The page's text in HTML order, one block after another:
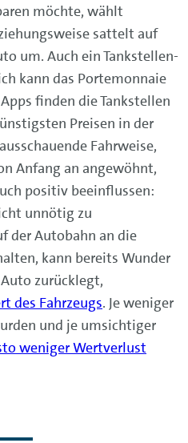
möchte, wählt
sattelt auf
um. Auch ein Tankstellen-
kann das Portemonnaie
finden die Tankstellen
Preisen in der
Fahrweise,
Anfang an angewöhnt,
positiv beeinflussen:
unnötig zu
der Autobahn an die
kann bereits Wunder
zurücklegt,
des Fahrzeugs. Je weniger
und je umsichtiger
weniger Wertverlust